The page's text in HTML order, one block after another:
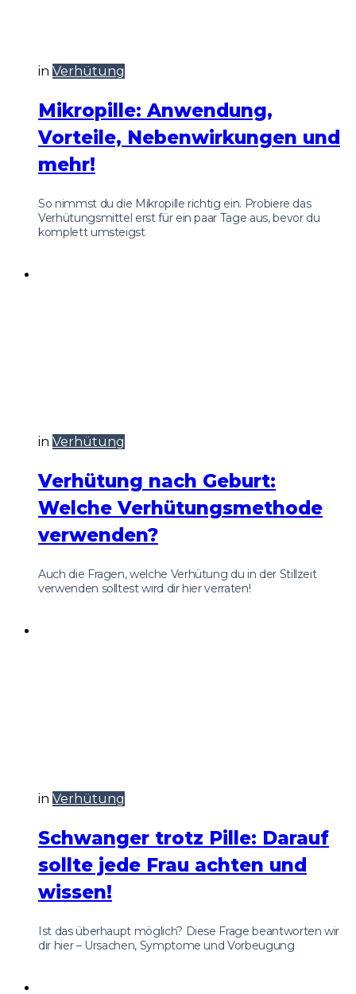
in Verhütung
Mikropille: Anwendung,
Vorteile, Nebenwirkungen und
mehr!
So nimmst du die Mikropille richtig ein. Probiere das
Verhütungsmittel erst für ein paar Tage aus, bevor du
komplett umsteigst
in Verhütung
Verhütung nach Geburt:
Welche Verhütungsmethode
verwenden?
Auch die Fragen, welche Verhütung du in der Stillzeit
verwenden solltest wird dir hier verraten!
in Verhütung
Schwanger trotz Pille: Darauf
sollte jede Frau achten und
wissen!
Ist das überhaupt möglich? Diese Frage beantworten wir
dir hier – Ursachen, Symptome und Vorbeugung